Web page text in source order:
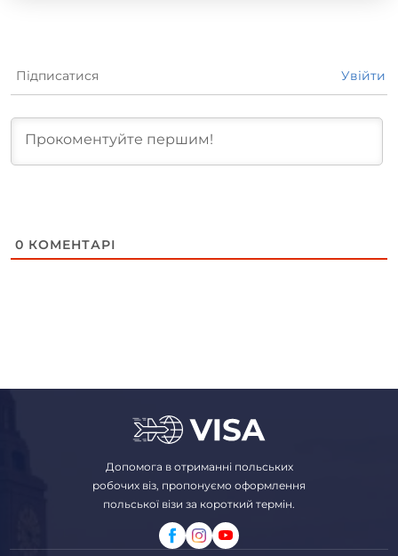
Підписатися Увійти
0 КОМЕНТАРІ
Допомога в отриманні польських
робочих віз, пропонуємо оформлення
польської візи за короткий термін.